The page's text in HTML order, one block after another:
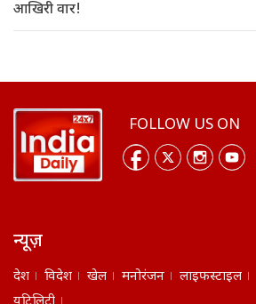
आखिरी वार!
FOLLOW US ON
न्यूज़
देश विदेश खेल मनोरंजन लाइफस्टाइल